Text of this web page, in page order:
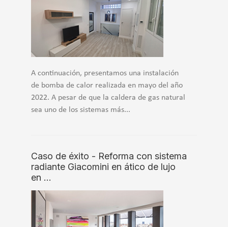
A continuación, presentamos una instalación
de bomba de calor realizada en mayo del año
2022. A pesar de que la caldera de gas natural
sea uno de los sistemas más...
Caso de éxito - Reforma con sistema
radiante Giacomini en ático de lujo
en …